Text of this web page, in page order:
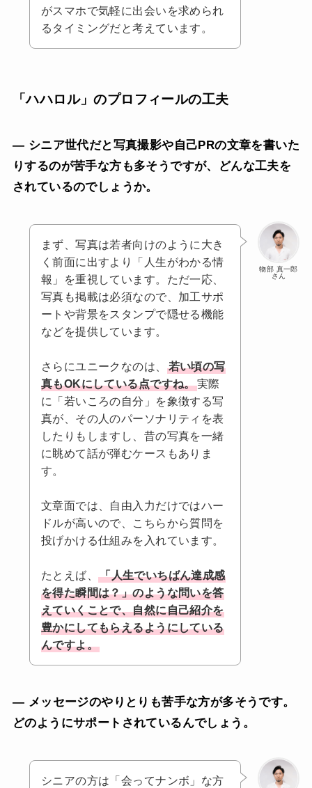
がスマホで気軽に出会いを求められ
るタイミングだと考えています。
「ハハロル」のプロフィールの工夫
— シニア世代だと写真撮影や自己PRの文章を書いた
りするのが苦手な方も多そうですが、どんな工夫を
されているのでしょうか。
物部 真一郎
さん
まず、写真は若者向けのように大き
く前面に出すより「人生がわかる情
報」を重視しています。ただ一応、
写真も掲載は必須なので、加工サポ
ートや背景をスタンプで隠せる機能
などを提供しています。
さらにユニークなのは、
若い頃の写
真もOKにしている点ですね。実際
に「若いころの自分」を象徴する写
真が、その人のパーソナリティを表
したりもしますし、昔の写真を一緒
に眺めて話が弾むケースもありま
す。
文章面では、自由入力だけではハー
ドルが高いので、こちらから質問を
投げかける仕組みを入れています。
たとえば、「人生でいちばん達成感
を得た瞬間は？」のような問いを答
えていくことで、自然に自己紹介を
豊かにしてもらえるようにしている
んですよ。
— メッセージのやりとりも苦手な方が多そうです。
どのようにサポートされているんでしょう。
シニアの方は「会ってナンボ」な方